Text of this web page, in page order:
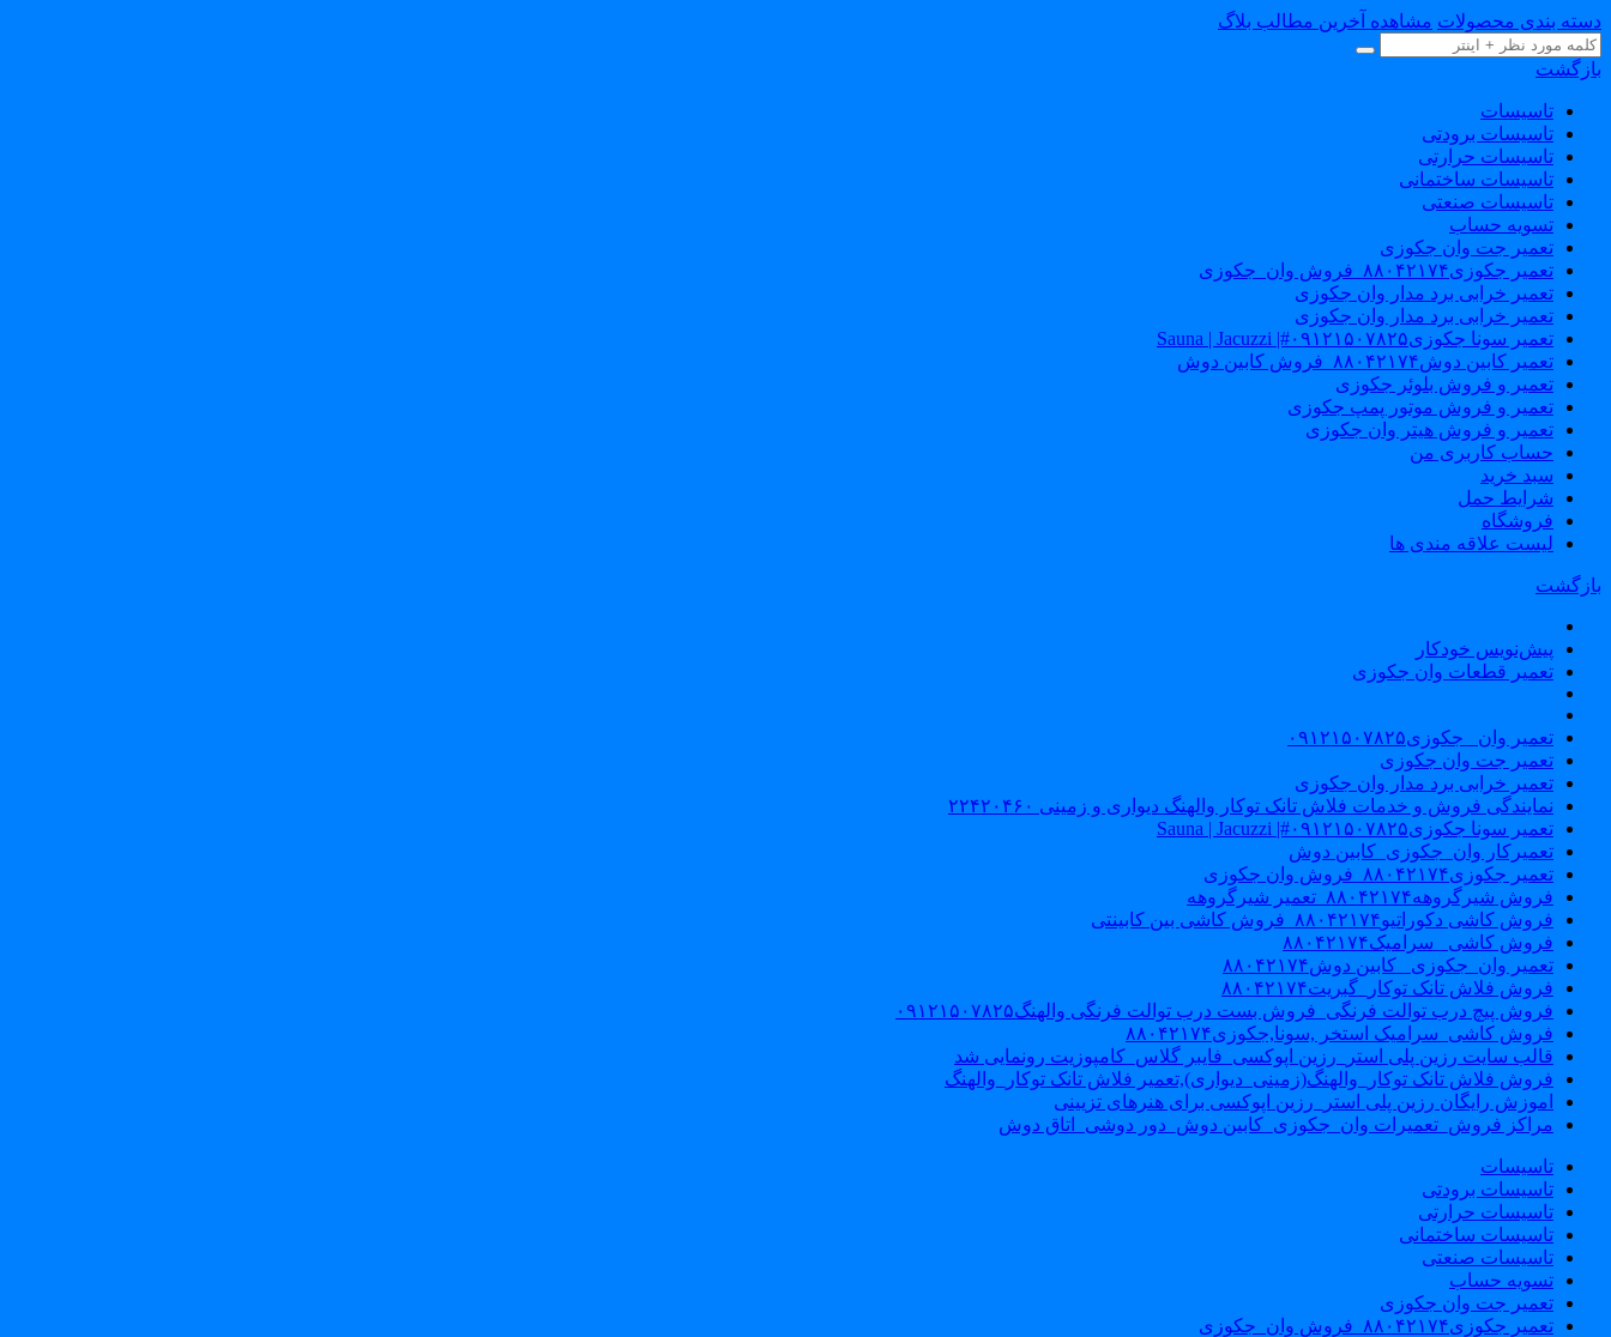
دسته بندی محصولات مشاهده آخرین مطالب بلاگ
بازگشت
تاسیسات
تاسیسات برودتی
تاسیسات حرارتی
تاسیسات ساختمانی
تاسیسات صنعتی
تسویه حساب
تعمیر جت وان جکوزی
تعمیر جکوزی۸۸۰۴۲۱۷۴_فروش وان_جکوزی
تعمیر خرابی برد مدار وان جکوزی
تعمیر خرابی برد مدار وان جکوزی
تعمیر سونا جکوزی۰۹۱۲۱۵۰۷۸۲۵#| Sauna | Jacuzzi
تعمیر کابین دوش۸۸۰۴۲۱۷۴_فروش کابین دوش
تعمیر و فروش بلوئر جکوزی
تعمیر و فروش موتور پمپ جکوزی
تعمیر و فروش هیتر وان جکوزی
حساب کاربری من
سبد خرید
شرایط حمل
فروشگاه
لیست علاقه مندی ها
بازگشت
پیش‌نویس خودکار
تعمیر قطعات وان جکوزی
تعمیر وان _جکوزی۰۹۱۲۱۵۰۷۸۲۵
تعمیر جت وان جکوزی
تعمیر خرابی برد مدار وان جکوزی
نمایندگی فروش و خدمات فلاش تانک توکار والهنگ دیواری و زمینی ۲۲۴۲۰۴۶۰
تعمیر سونا جکوزی۰۹۱۲۱۵۰۷۸۲۵#| Sauna | Jacuzzi
تعمیرکار وان_جکوزی_کابین دوش
تعمیر جکوزی۸۸۰۴۲۱۷۴_فروش وان جکوزی
فروش شیرگروهه۸۸۰۴۲۱۷۴_تعمیر شیرگروهه
فروش کاشی دکوراتیو۸۸۰۴۲۱۷۴_فروش کاشی بین کابینتی
فروش کاشی _سرامیک۸۸۰۴۲۱۷۴
تعمیر وان_جکوزی_ کابین دوش۸۸۰۴۲۱۷۴
فروش فلاش تانک توکار_گبریت۸۸۰۴۲۱۷۴
فروش پیچ درب توالت فرنگی_فروش بست درب توالت فرنگی والهنگ۰۹۱۲۱۵۰۷۸۲۵
فروش کاشی_سرامیک استخر ,سونا,جکوزی۸۸۰۴۲۱۷۴
قالب سایت رزین پلی استر_رزین اپوکسی_فایبر گلاس_کامپوزیت رونمایی شد
فروش فلاش تانک توکار_والهنگ(زمینی_دیواری),تعمیر فلاش تانک توکار_والهنگ
اموزش رایگان رزین پلی استر_رزین اپوکسی برای هنرهای تزیینی
مراکز فروش_تعمیرات وان_جکوزی_کابین دوش_دور دوشی_اتاق دوش
تاسیسات
تاسیسات برودتی
تاسیسات حرارتی
تاسیسات ساختمانی
تاسیسات صنعتی
تسویه حساب
تعمیر جت وان جکوزی
تعمیر جکوزی۸۸۰۴۲۱۷۴_فروش وان_جکوزی